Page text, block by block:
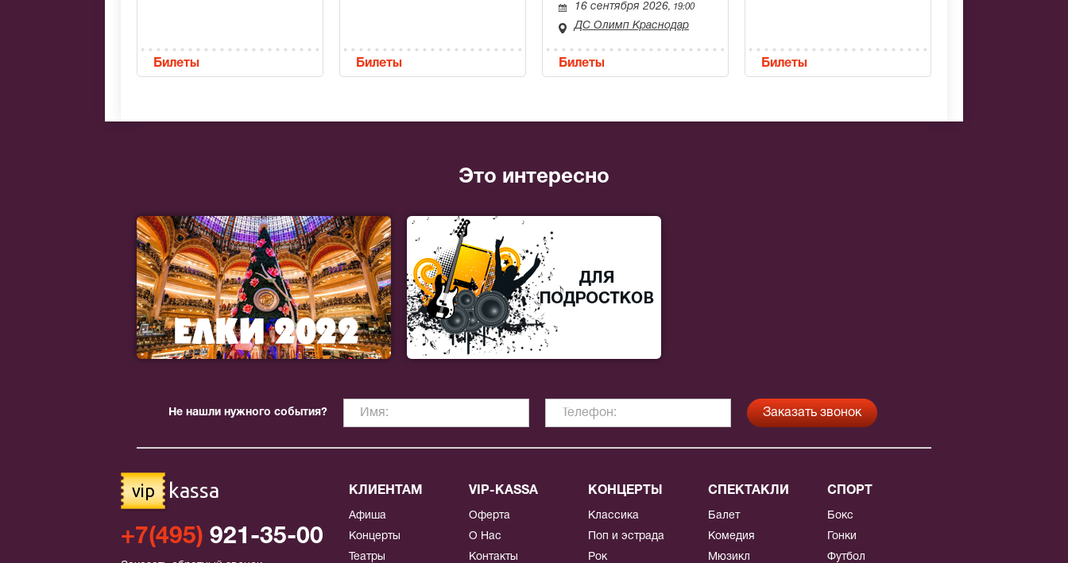
Билеты Билеты
16 сентября 2026, 19:00
ДС Олимп Краснодар
Билеты Билеты
Это интересно
Не нашли нужного события?
vip kassa
+7(495) 921-35-00
КЛИЕНТАМ
Афиша
Концерты
Театры
VIP-KASSA
Оферта
О Нас
Контакты
КОНЦЕРТЫ
Классика
Поп и эстрада
Рок
СПЕКТАКЛИ
Балет
Комедия
Мюзикл
СПОРТ
Бокс
Гонки
Футбол